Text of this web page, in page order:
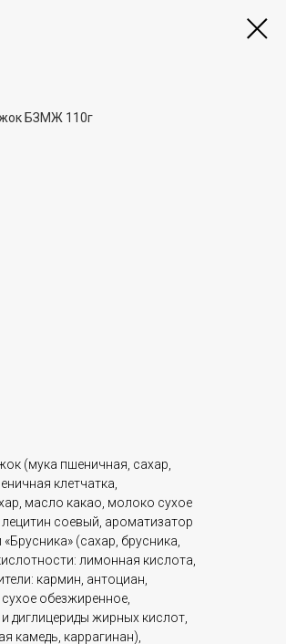
БЗМЖ 110г
(мука пшеничная, сахар,
клетчатка,
масло какао, молоко сухое
соевый, ароматизатор
(сахар, брусника,
лимонная кислота,
кармин, антоциан,
обезжиренное,
диглицериды жирных кислот,
камедь, каррагинан),